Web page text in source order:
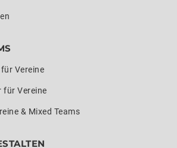
Vereine
für Vereine
& Mixed Teams